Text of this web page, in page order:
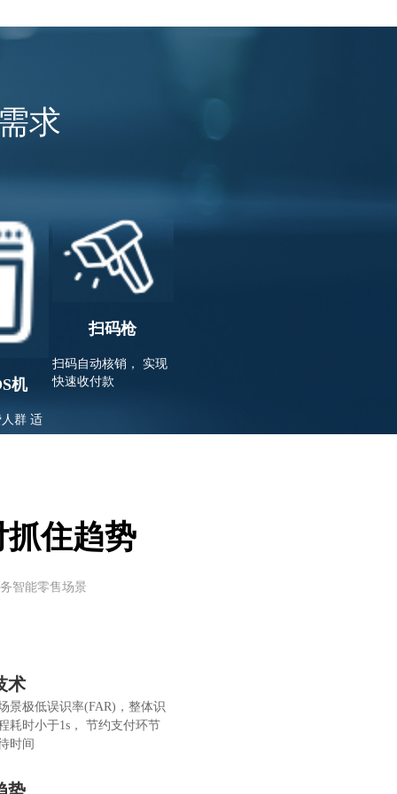
求
机
群 适
扫码枪
扫码自动核销， 实现
快速收付款
住趋势
智能零售场景
术
景极低误识率(FAR)，整体识
耗时小于1s， 节约支付环节
时间